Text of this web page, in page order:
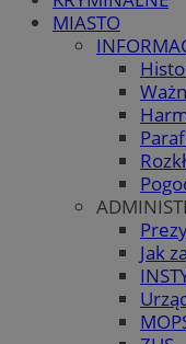
MIASTO
Jak